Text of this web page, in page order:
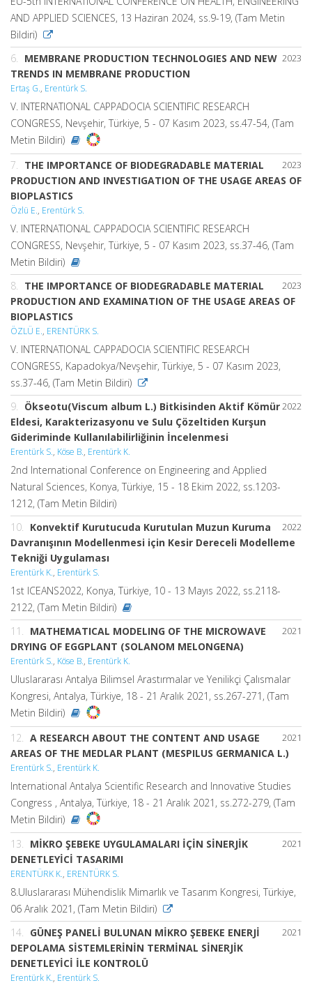
AND APPLIED SCIENCES, 13 Haziran 2024, ss.9-19, (Tam Metin
Bildiri)
2023
6. MEMBRANE PRODUCTION TECHNOLOGIES AND NEW
TRENDS IN MEMBRANE PRODUCTION
Ertaş G., Erentürk S.
V. INTERNATIONAL CAPPADOCIA SCIENTIFIC RESEARCH
CONGRESS, Nevşehir, Türkiye, 5 - 07 Kasım 2023, ss.47-54, (Tam
Metin Bildiri)
2023
7.
THE IMPORTANCE OF BIODEGRADABLE MATERIAL
PRODUCTION AND INVESTIGATION OF THE USAGE AREAS OF
BIOPLASTICS
Özlü E., Erentürk S.
V. INTERNATIONAL CAPPADOCIA SCIENTIFIC RESEARCH
CONGRESS, Nevşehir, Türkiye, 5 - 07 Kasım 2023, ss.37-46, (Tam
Metin Bildiri)
2023
8.
THE IMPORTANCE OF BIODEGRADABLE MATERIAL
PRODUCTION AND EXAMINATION OF THE USAGE AREAS OF
BIOPLASTICS
ÖZLÜ E., ERENTÜRK S.
V. INTERNATIONAL CAPPADOCIA SCIENTIFIC RESEARCH
CONGRESS, Kapadokya/Nevşehir, Türkiye, 5 - 07 Kasım 2023,
ss.37-46, (Tam Metin Bildiri)
2022
9.
Ökseotu(Viscum album L.) Bitkisinden Aktif Kömür
Eldesi, Karakterizasyonu ve Sulu Çözeltiden Kurşun
Gideriminde Kullanılabilirliğinin İncelenmesi
Erentürk S., Köse B., Erentürk K.
2nd International Conference on Engineering and Applied
Natural Sciences, Konya, Türkiye, 15 - 18 Ekim 2022, ss.1203-
1212, (Tam Metin Bildiri)
2022
10.
Konvektif Kurutucuda Kurutulan Muzun Kuruma
Davranışının Modellenmesi için Kesir Dereceli Modelleme
Tekniği Uygulaması
Erentürk K., Erentürk S.
1st ICEANS2022, Konya, Türkiye, 10 - 13 Mayıs 2022, ss.2118-
2122, (Tam Metin Bildiri)
2021
11.
MATHEMATICAL MODELING OF THE MICROWAVE
DRYING OF EGGPLANT (SOLANOM MELONGENA)
Erentürk S., Köse B., Erentürk K.
Uluslararası Antalya Bilimsel Arastırmalar ve Yenilikçi Çalısmalar
Kongresi, Antalya, Türkiye, 18 - 21 Aralık 2021, ss.267-271, (Tam
Metin Bildiri)
2021
12.
A RESEARCH ABOUT THE CONTENT AND USAGE
AREAS OF THE MEDLAR PLANT (MESPILUS GERMANICA L.)
Erentürk S., Erentürk K.
International Antalya Scientific Research and Innovative Studies
Congress , Antalya, Türkiye, 18 - 21 Aralık 2021, ss.272-279, (Tam
Metin Bildiri)
2021
13. MİKRO ŞEBEKE UYGULAMALARI İÇİN SİNERJİK
DENETLEYİCİ TASARIMI
ERENTÜRK K., ERENTÜRK S.
8.Uluslararası Mühendislik Mimarlık ve Tasarım Kongresi, Türkiye,
06 Aralık 2021, (Tam Metin Bildiri)
2021
14. GÜNEŞ PANELİ BULUNAN MİKRO ŞEBEKE ENERJİ
DEPOLAMA SİSTEMLERİNİN TERMİNAL SİNERJİK
DENETLEYİCİ İLE KONTROLÜ
Erentürk K., Erentürk S.